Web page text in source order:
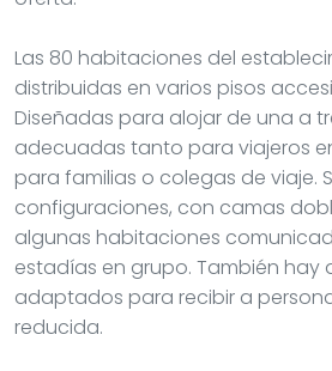
Las 80 habitaciones del
distribuidas en varios pisos
Diseñadas para alojar de una a
adecuadas tanto para viajeros
para familias o colegas de viaje.
configuraciones, con camas
algunas habitaciones
estadías en grupo. También hay
adaptados para recibir a
reducida.